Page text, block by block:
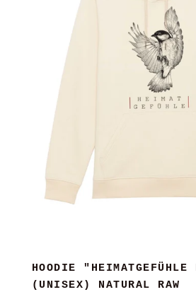
HOODIE
(UNISEX) NATURAL RAW